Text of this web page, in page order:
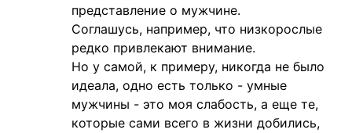
представление о мужчине.
Соглашусь, например, что низкорослые
редко привлекают внимание.
Но у самой, к примеру, никогда не было
идеала, одно есть только - умные
мужчины - это моя слабость, а еще те,
которые сами всего в жизни добились,